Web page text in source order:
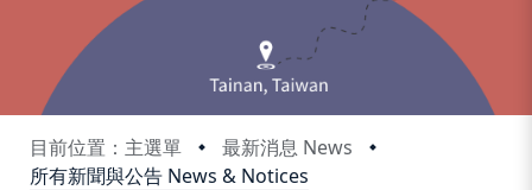
目前位置：主選單
最新消息 News
所有新聞與公告 News & Notices